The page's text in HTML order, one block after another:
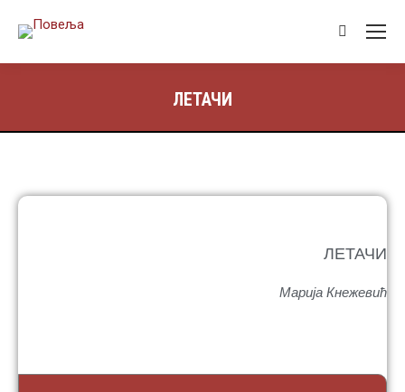
ЛЕТАЧИ
ЛЕТАЧИ
Марија Кнежевић